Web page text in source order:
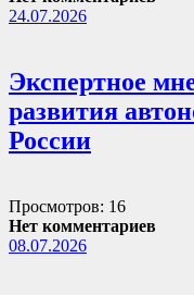
24.07.2026
Экспертное
развития
России
Просмотров: 16
Нет комментариев
08.07.2026